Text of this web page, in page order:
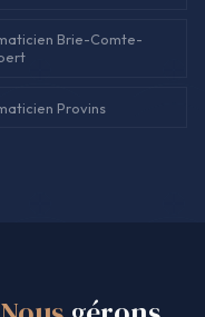
Brie-Comte-
Provins